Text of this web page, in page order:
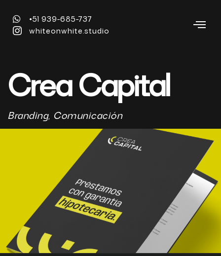
+51 939-685-737
whiteonwhite.studio
Crea Capital
Branding, Comunicación